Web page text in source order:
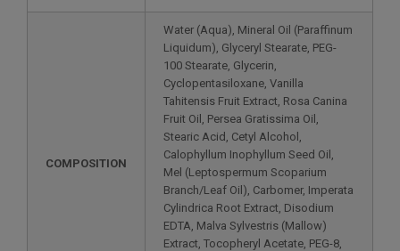
COMPOSITION
Water (Aqua), Mineral Oil (Paraffinum
Liquidum), Glyceryl Stearate, PEG-
100 Stearate, Glycerin,
Cyclopentasiloxane, Vanilla
Tahitensis Fruit Extract, Rosa Canina
Fruit Oil, Persea Gratissima Oil,
Stearic Acid, Cetyl Alcohol,
Calophyllum Inophyllum Seed Oil,
Mel (Leptospermum Scoparium
Branch/Leaf Oil), Carbomer, Imperata
Cylindrica Root Extract, Disodium
EDTA, Malva Sylvestris (Mallow)
Extract, Tocopheryl Acetate, PEG-8,